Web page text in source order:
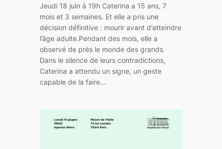
Jeudi 18 juin à 19h Caterina a 15 ans, 7
mois et 3 semaines. Et elle a pris une
décision définitive : mourir avant d’atteindre
l’âge adulte.Pendant des mois, elle a
observé de près le monde des grands.
Dans le silence de leurs contradictions,
Caterina a attendu un signe, un geste
capable de la faire…